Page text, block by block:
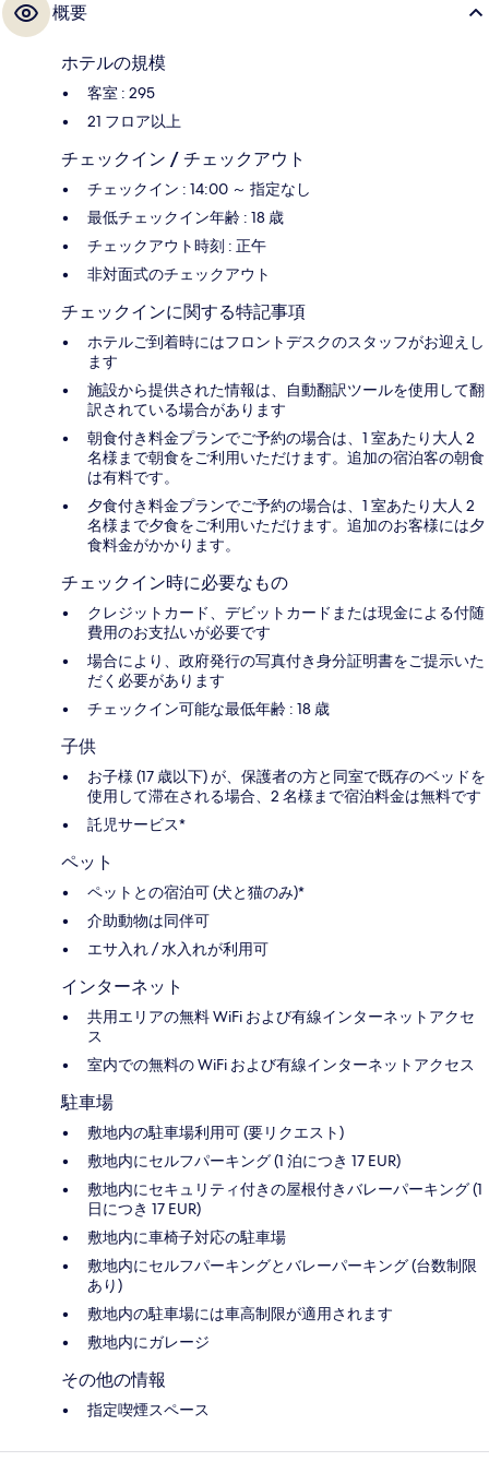
概要
ホテルの規模
客室 : 295
21 フロア以上
チェックイン / チェックアウト
チェックイン : 14:00 ～ 指定なし
最低チェックイン年齢 : 18 歳
チェックアウト時刻 : 正午
非対面式のチェックアウト
チェックインに関する特記事項
ホテルご到着時にはフロントデスクのスタッフがお迎えし
ます
施設から提供された情報は、自動翻訳ツールを使用して翻
訳されている場合があります
朝食付き料金プランでご予約の場合は、1 室あたり大人 2
名様まで朝食をご利用いただけます。追加の宿泊客の朝食
は有料です。
夕食付き料金プランでご予約の場合は、1 室あたり大人 2
名様まで夕食をご利用いただけます。追加のお客様には夕
食料金がかかります。
チェックイン時に必要なもの
クレジットカード、デビットカードまたは現金による付随
費用のお支払いが必要です
場合により、政府発行の写真付き身分証明書をご提示いた
だく必要があります
チェックイン可能な最低年齢 : 18 歳
子供
お子様 (17 歳以下) が、保護者の方と同室で既存のベッドを
使用して滞在される場合、2 名様まで宿泊料金は無料です
託児サービス*
ペット
ペットとの宿泊可 (犬と猫のみ)*
介助動物は同伴可
エサ入れ / 水入れが利用可
インターネット
共用エリアの無料 WiFi および有線インターネットアクセ
ス
室内での無料の WiFi および有線インターネットアクセス
駐車場
敷地内の駐車場利用可 (要リクエスト)
敷地内にセルフパーキング (1 泊につき 17 EUR)
敷地内にセキュリティ付きの屋根付きバレーパーキング (1
日につき 17 EUR)
敷地内に車椅子対応の駐車場
敷地内にセルフパーキングとバレーパーキング (台数制限
あり)
敷地内の駐車場には車高制限が適用されます
敷地内にガレージ
その他の情報
指定喫煙スペース